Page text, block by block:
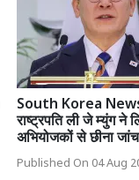
South Korea News:
राष्ट्रपति ली जे म्युंग ने
अभियोजकों से छीना
Published On 04 Aug